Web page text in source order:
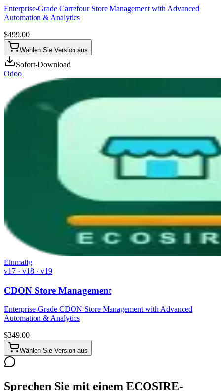
Enterprise-Grade Carrefour Store Management with Advanced
Automation & Analytics
$499.00
Wählen Sie Version aus
Sofort-Download
Odoo
Einmalig
v17 · v18 · v19
CDON Store Management
Enterprise-Grade CDON Store Management with Advanced
Automation & Analytics
$349.00
Wählen Sie Version aus
Sprechen Sie mit einem ECOSIRE-